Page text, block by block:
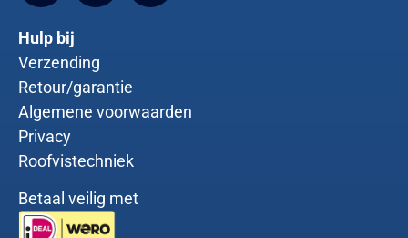
Hulp bij
Verzending
Retour/garantie
Algemene voorwaarden
Privacy
Roofvistechniek
Betaal veilig met